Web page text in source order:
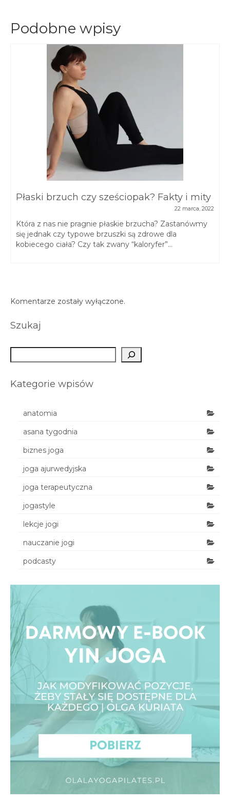
Podobne wpisy
Płaski brzuch czy sześciopak? Fakty i mity
22 marca, 2022
Która z nas nie pragnie płaskie brzucha? Zastanówmy
się jednak czy typowe brzuszki są zdrowe dla
kobiecego ciała? Czy tak zwany “kaloryfer”...
Komentarze zostały wyłączone.
Szukaj
Kategorie wpisów
anatomia
asana tygodnia
biznes joga
joga ajurwedyjska
joga terapeutyczna
jogastyle
lekcje jogi
nauczanie jogi
podcasty